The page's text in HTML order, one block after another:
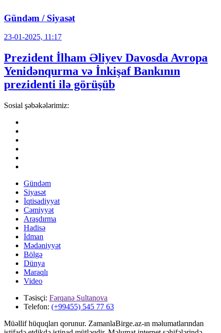
Gündəm / Siyasət
23-01-2025, 11:17
Prezident İlham Əliyev Davosda Avropa
Yenidənqurma və İnkişaf Bankının
prezidenti ilə görüşüb
Sosial şəbəkələrimiz:
Gündəm
Siyasət
İqtisadiyyat
Cəmiyyət
Araşdırma
Hadisə
İdman
Mədəniyyət
Bölgə
Dünya
Maraqlı
Video
Təsisçi: Fərqanə Sultanova
Telefon: (+99455) 545 77 63
Müəllif hüquqları qorunur. ZamanlaBirge.az-ın məlumatlarından